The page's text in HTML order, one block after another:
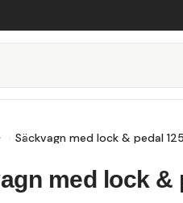
Säckvagn med lock & pedal
med lock &